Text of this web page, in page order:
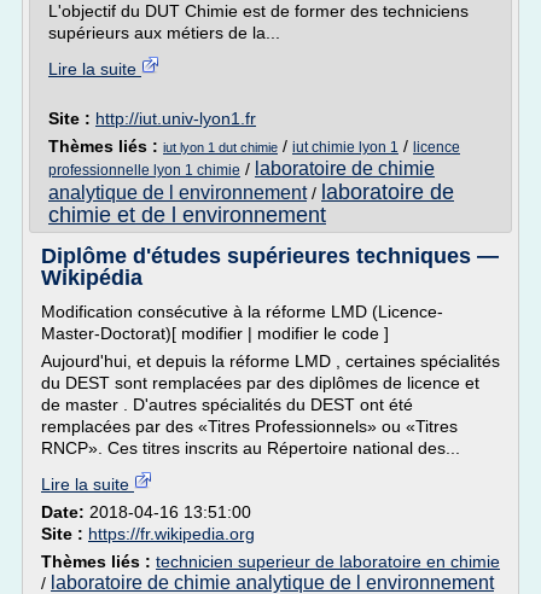
L'objectif du DUT Chimie est de former des techniciens
supérieurs aux métiers de la...
Lire la suite
Site : http://iut.univ-lyon1.fr
Thèmes liés : iut lyon 1 dut chimie / iut chimie lyon 1 / licence
professionnelle lyon 1 chimie / laboratoire de chimie
analytique de l environnement/ laboratoire de
chimie et de l environnement
Diplôme d'études supérieures techniques —
Wikipédia
Modification consécutive à la réforme LMD (Licence-
Master-Doctorat)[ modifier | modifier le code ]
Aujourd'hui, et depuis la réforme LMD , certaines spécialités
du DEST sont remplacées par des diplômes de licence et
de master . D'autres spécialités du DEST ont été
remplacées par des «Titres Professionnels» ou «Titres
RNCP». Ces titres inscrits au Répertoire national des...
Lire la suite
Date: 2018-04-16 13:51:00
Site : https://fr.wikipedia.org
Thèmes liés : technicien superieur de laboratoire en chimie
/ laboratoire de chimie analytique de l environnement